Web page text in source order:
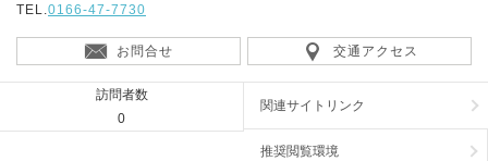
TEL.0166-47-7730
お問合せ 交通アクセス
訪問者数
0
関連サイトリンク
推奨閲覧環境